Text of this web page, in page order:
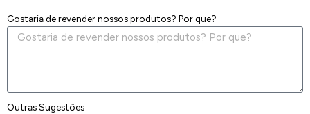
Gostaria de revender nossos produtos? Por que?
Outras Sugestões